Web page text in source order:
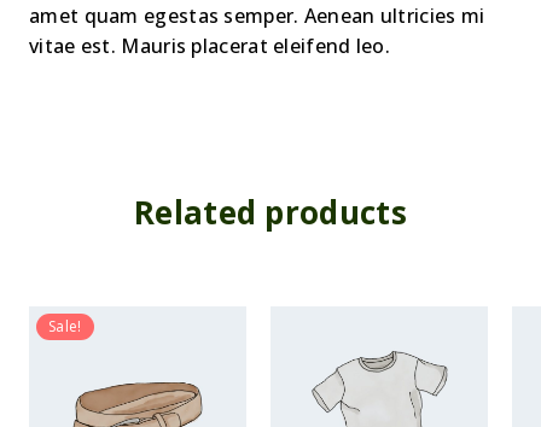
amet quam egestas semper. Aenean ultricies mi
vitae est. Mauris placerat eleifend leo.
Related products
Sale!